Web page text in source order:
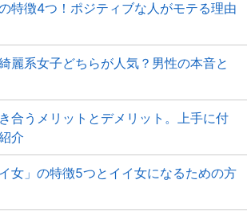
特徴4つ！ポジティブな人がモテる理由
麗系女子どちらが人気？男性の本音と
合うメリットとデメリット。上手に付
介
女」の特徴5つとイイ女になるための方